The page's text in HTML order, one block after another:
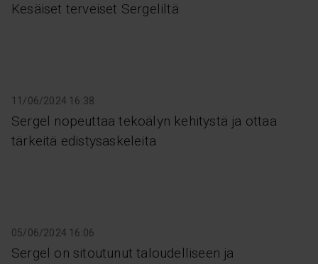
Kesäiset terveiset Sergeliltä
11/06/2024 16:38
Sergel nopeuttaa tekoälyn kehitystä ja ottaa
tärkeitä edistysaskeleita
05/06/2024 16:06
Sergel on sitoutunut taloudelliseen ja